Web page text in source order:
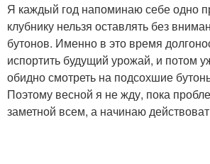
Я каждый год напоминаю себе одно
клубнику нельзя оставлять без
бутонов. Именно в это время
испортить будущий урожай, и потом
обидно смотреть на подсохшие
Поэтому весной я не жду, пока
заметной всем, а начинаю